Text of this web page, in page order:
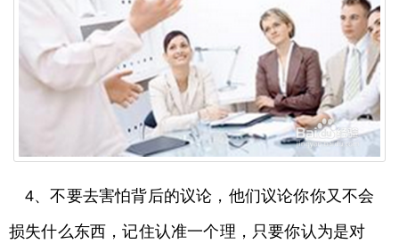
4、不要去害怕背后的议论，他们议论你你又不会
损失什么东西，记住认准一个理，只要你认为是对